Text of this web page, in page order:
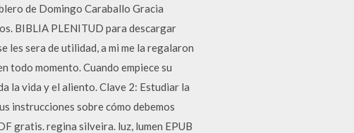
de Domingo Caraballo Gracia
BIBLIA PLENITUD para descargar
les sera de utilidad, a mi me la regalaron
todo momento. Cuando empiece su
la vida y el aliento. Clave 2: Estudiar la
instrucciones sobre cómo debemos
gratis. regina silveira. luz, lumen EPUB